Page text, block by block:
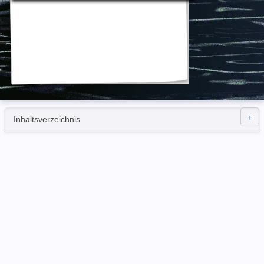
Inhaltsverzeichnis